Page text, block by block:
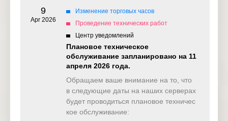
9
Apr 2026
Изменение торговых часов
Проведение технических работ
Центр уведомлений
Плановое техническое
обслуживание запланировано на 11
апреля 2026 года.
Обращаем ваше внимание на то, что
в следующие даты на наших серверах
будет проводиться плановое техничес
кое обслуживание: